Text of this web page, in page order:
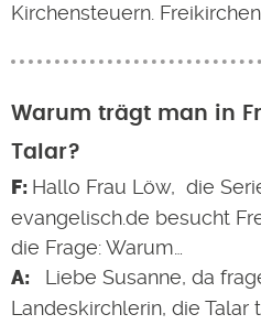
Kirchensteuern. Freikirchen…
Warum trägt man in
Talar?
Hallo Frau Löw, die
evangelisch.de besucht
die Frage: Warum…
Liebe Susanne, da
Landeskirchlerin, die Talar